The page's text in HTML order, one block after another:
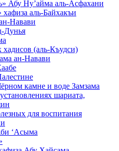
Абу Ну’айма аль-Асфахани
аль-Байхакъи
Навави
Дунья
(аль-Къудси)
ан-Навави
камне и воде Замзама
шариата,
для воспитания
‘Асыма